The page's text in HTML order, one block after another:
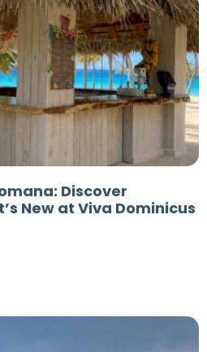
Discover
New at Viva Dominicus